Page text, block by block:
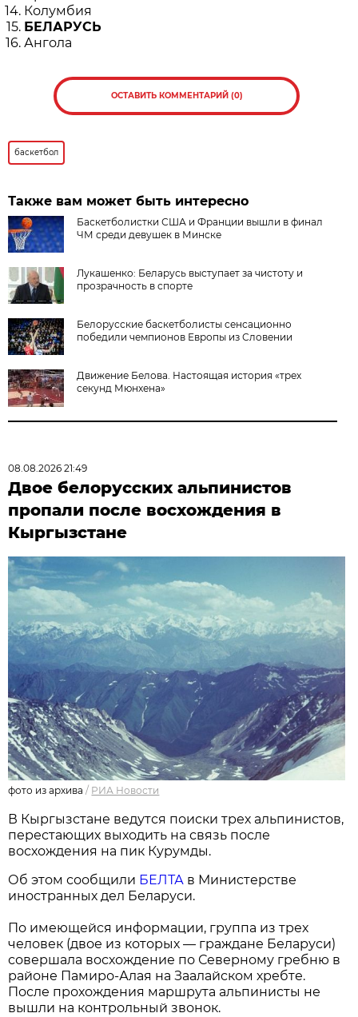
Колумбия
БЕЛАРУСЬ
Ангола
ОСТАВИТЬ КОММЕНТАРИЙ (0)
баскетбол
Также вам может быть интересно
Баскетболистки США и Франции вышли в финал
ЧМ среди девушек в Минске
Лукашенко: Беларусь выступает за чистоту и
прозрачность в спорте
Белорусские баскетболисты сенсационно
победили чемпионов Европы из Словении
Движение Белова. Настоящая история «трех
секунд Мюнхена»
08.08.2026 21:49
Двое белорусских альпинистов
пропали после восхождения в
Кыргызстане
фото из архива / РИА Новости
В Кыргызстане ведутся поиски трех альпинистов,
перестающих выходить на связь после
восхождения на пик Курумды.
Об этом сообщили БЕЛТА в Министерстве
иностранных дел Беларуси.
По имеющейся информации, группа из трех
человек (двое из которых — граждане Беларуси)
совершала восхождение по Северному гребню в
районе Памиро-Алая на Заалайском хребте.
После прохождения маршрута альпинисты не
вышли на контрольный звонок.